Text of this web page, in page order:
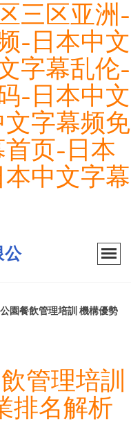
三区亚洲-
-日本中文
字幕乱伦-
-日本中文
字幕频免
页-日本
中文字幕
公
園餐飲管理培訓 機構優勢
管理培訓
排名解析